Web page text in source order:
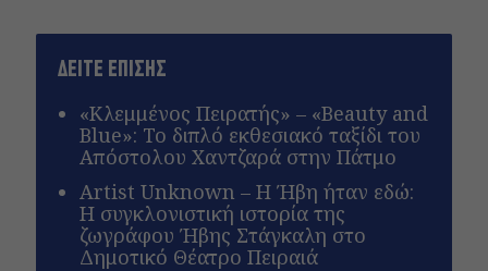
ΔΕΙΤΕ ΕΠΙΣΗΣ
«Κλεμμένος Πειρατής» – «Beauty and
Blue»: Το διπλό εκθεσιακό ταξίδι του
Απόστολου Χαντζαρά στην Πάτμο
Artist Unknown – Η Ήβη ήταν εδώ:
Η συγκλονιστική ιστορία της
ζωγράφου Ήβης Στάγκαλη στο
Δημοτικό Θέατρο Πειραιά